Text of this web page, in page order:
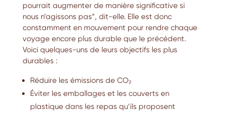
pourrait augmenter de manière significative si
nous n’agissons pas”, dit-elle. Elle est donc
constamment en mouvement pour rendre chaque
voyage encore plus durable que le précédent.
Voici quelques-uns de leurs objectifs les plus
durables :
Réduire les émissions de CO₂
Éviter les emballages et les couverts en
plastique dans les repas qu’ils proposent